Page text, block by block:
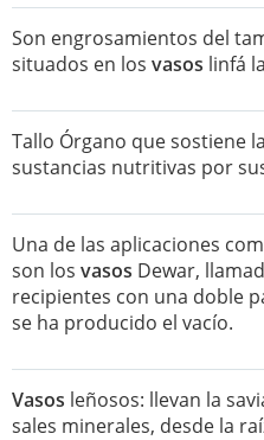
Son engrosamientos del
situados en los vasos linfá
Tallo Órgano que sostiene
sustancias nutritivas por
Una de las aplicaciones
son los vasos Dewar,
recipientes con una doble
se ha producido el vacío.
Vasos leñosos: llevan la
sales minerales, desde la